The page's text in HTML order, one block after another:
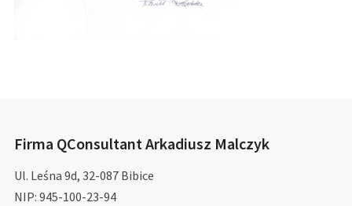
Firma QConsultant Arkadiusz Malczyk
Ul. Leśna 9d, 32-087 Bibice
NIP: 945-100-23-94